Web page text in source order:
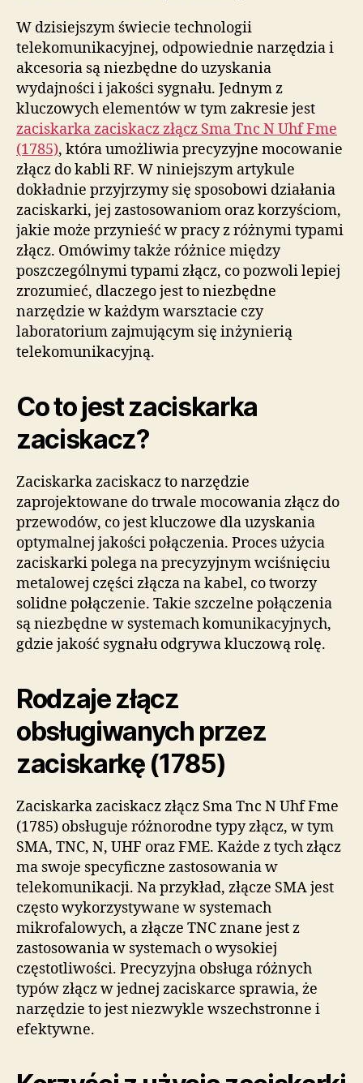
W dzisiejszym świecie technologii
telekomunikacyjnej, odpowiednie narzędzia i
akcesoria są niezbędne do uzyskania
wydajności i jakości sygnału. Jednym z
kluczowych elementów w tym zakresie jest
zaciskarka zaciskacz złącz Sma Tnc N Uhf Fme
(1785), która umożliwia precyzyjne mocowanie
złącz do kabli RF. W niniejszym artykule
dokładnie przyjrzymy się sposobowi działania
zaciskarki, jej zastosowaniom oraz korzyściom,
jakie może przynieść w pracy z różnymi typami
złącz. Omówimy także różnice między
poszczególnymi typami złącz, co pozwoli lepiej
zrozumieć, dlaczego jest to niezbędne
narzędzie w każdym warsztacie czy
laboratorium zajmującym się inżynierią
telekomunikacyjną.
Co to jest zaciskarka
zaciskacz?
Zaciskarka zaciskacz to narzędzie
zaprojektowane do trwale mocowania złącz do
przewodów, co jest kluczowe dla uzyskania
optymalnej jakości połączenia. Proces użycia
zaciskarki polega na precyzyjnym wciśnięciu
metalowej części złącza na kabel, co tworzy
solidne połączenie. Takie szczelne połączenia
są niezbędne w systemach komunikacyjnych,
gdzie jakość sygnału odgrywa kluczową rolę.
Rodzaje złącz
obsługiwanych przez
zaciskarkę (1785)
Zaciskarka zaciskacz złącz Sma Tnc N Uhf Fme
(1785) obsługuje różnorodne typy złącz, w tym
SMA, TNC, N, UHF oraz FME. Każde z tych złącz
ma swoje specyficzne zastosowania w
telekomunikacji. Na przykład, złącze SMA jest
często wykorzystywane w systemach
mikrofalowych, a złącze TNC znane jest z
zastosowania w systemach o wysokiej
częstotliwości. Precyzyjna obsługa różnych
typów złącz w jednej zaciskarce sprawia, że
narzędzie to jest niezwykle wszechstronne i
efektywne.